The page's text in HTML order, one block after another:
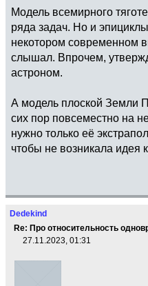
Модель всемирного
ряда задач. Но и
некотором современном
слышал. Впрочем,
астроном.
А модель плоской Земли
сих пор повсеместно на
нужно только её
чтобы не возникала идея
Dedekind
Re: Про относительность
27.11.2023, 01:31